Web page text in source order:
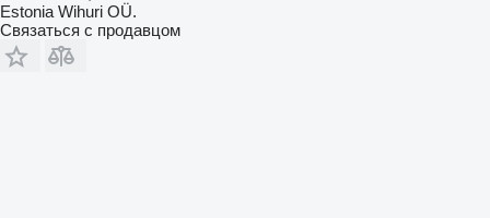
Estonia Wihuri OÜ.
Связаться с продавцом